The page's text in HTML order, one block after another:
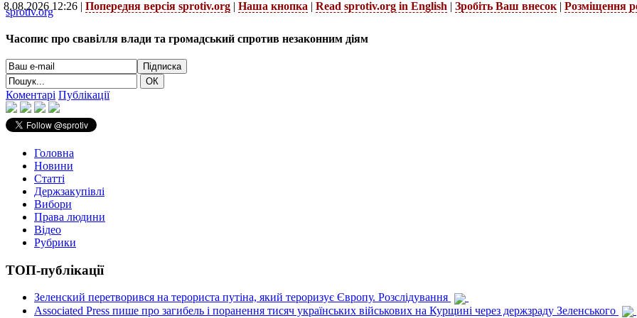
8.08.2026 12:26 | Попередня версія sprotiv.org | Наша кнопка | Read sprotiv.org in English | Зробіть Ваш внесок | Розміщення
sprotiv.org
Часопис про свавілля влади та громадський спротив незаконним діям
Коментарі Публікації
Головна
Новини
Статті
Держзакупівлі
Вибори
Права людини
Відео
Рубрики
ТОП-публікації
Зеленский перетворився на терориста путіна, який тероризує Європу. Розслідування
Associated Press пише про загибель і поранення тисяч українських військових на Курщині через держзраду Зеленського